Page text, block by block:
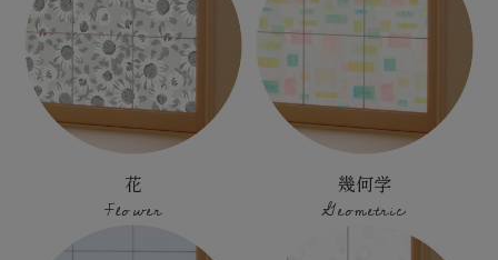
花
Flower
幾何学
Geometric